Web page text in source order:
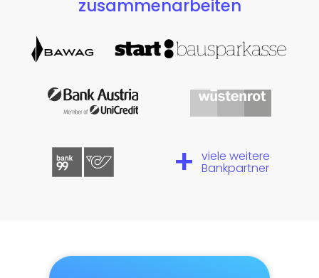
zusammenarbeiten
+ viele weitere
Bankpartner